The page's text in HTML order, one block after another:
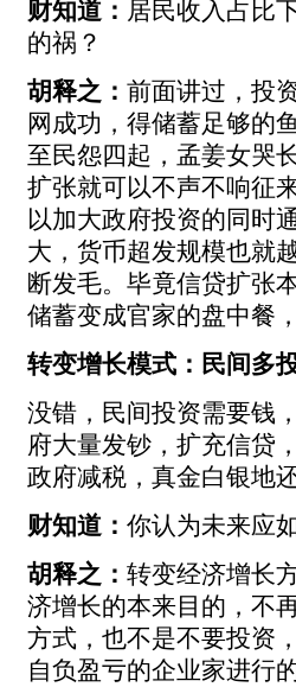
财知道： 居民收入占比
的祸？
胡释之： 前面讲过，投
网成功，得储蓄足够的
至民怨四起，孟姜女哭
扩张就可以不声不响征
以加大政府投资的同时
大，货币超发规模也就
断发毛。毕竟信贷扩张
储蓄变成官家的盘中餐
转变增长模式：民间多
没错，民间投资需要钱
府大量发钞，扩充信贷
政府减税，真金白银地
财知道： 你认为未来应
胡释之： 转变经济增长
济增长的本来目的，不
方式，也不是不要投资
自负盈亏的企业家进行